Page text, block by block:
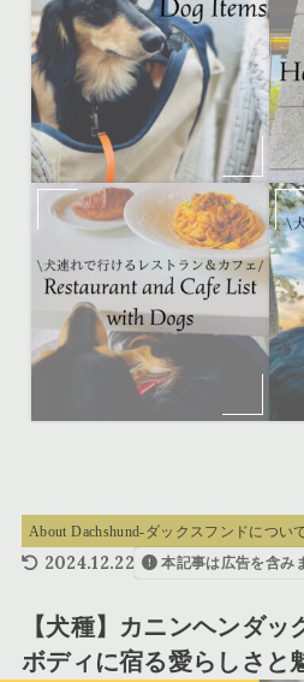
About Dachshund-ダックスフンドについ
2024.12.22
本記事は広告を含み
【犬種】カニンヘンダ
ボディに宿る愛らしさと